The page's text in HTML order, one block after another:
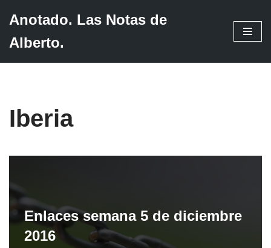
Saltar
Anotado. Las Notas de
Alberto.
Iberia
Enlaces semana 5 de diciembre
2016